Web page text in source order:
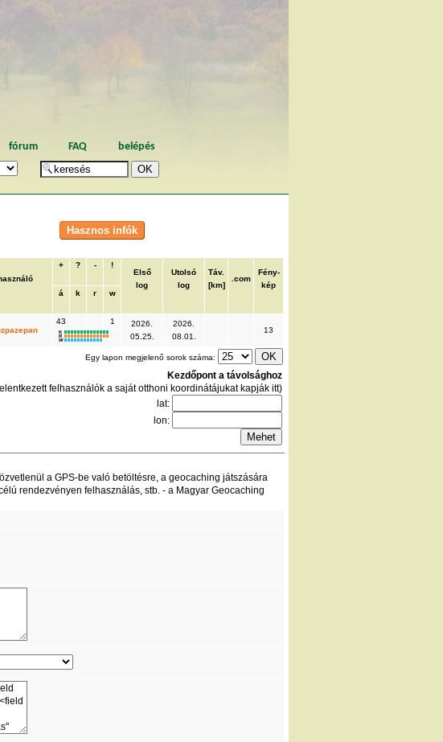
fórum FAQ belépés
+ ? -
!
Első
log
Utolsó
log
Táv.
[km]
.com
Fény-
kép
á
k r w
43 1
2026.
05.25.
2026.
08.01.
13
K
R
W
Egy lapon megjelenő sorok száma:
Kezdőpont a távolsághoz
felhasználók a saját otthoni koordinátájukat kapják itt)
lat:
lon:
a GPS-be való betöltésre, a geocaching játszására
rendezvényen felhasználás, stb. - a Magyar Geocaching